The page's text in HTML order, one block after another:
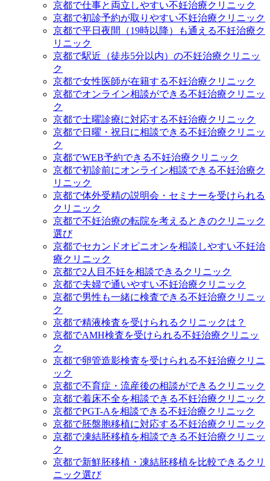
京都で仕事と両立しやすい不妊治療クリニック
京都で初診予約が取りやすい不妊治療クリニック
京都で平日夜間（19時以降）も通える不妊治療ク
リニック
京都で駅近（徒歩5分以内）の不妊治療クリニッ
ク
京都で女性医師が在籍する不妊治療クリニック
京都でオンライン相談ができる不妊治療クリニッ
ク
京都で土曜診療に対応する不妊治療クリニック
京都で日曜・祝日に相談できる不妊治療クリニッ
ク
京都でWEB予約できる不妊治療クリニック
京都で初診前にオンライン相談できる不妊治療ク
リニック
京都で体外受精の説明会・セミナーを受けられる
クリニック
京都で不妊治療の転院を考えるときのクリニック
選び
京都でセカンドオピニオンを相談しやすい不妊治
療クリニック
京都で2人目不妊を相談できるクリニック
京都で夫婦で通いやすい不妊治療クリニック
京都で男性も一緒に検査できる不妊治療クリニッ
ク
京都で精液検査を受けられるクリニックは？
京都でAMH検査を受けられる不妊治療クリニッ
ク
京都で卵管造影検査を受けられる不妊治療クリニ
ック
京都で不育症・流産後の相談ができるクリニック
京都で着床不全を相談できる不妊治療クリニック
京都でPGT-Aを相談できる不妊治療クリニック
京都で胚盤胞移植に対応する不妊治療クリニック
京都で凍結胚移植を相談できる不妊治療クリニッ
ク
京都で新鮮胚移植・凍結胚移植を比較できるクリ
ニック選び